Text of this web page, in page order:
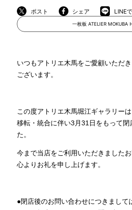
一枚板 ATELIER
MOKUBA について
イベント
WEBカタログ
ポスト シェア LINE
一枚板 ATELIER MOKUBA
いつもアトリエ木馬をご愛顧いただ
ございます。
この度アトリエ木馬堀江ギャラリー
移転・統合に伴い3月31日をもって閉
た。
今まで当店をご利用いただきました
心よりお礼を申し上げます。
●閉店後のお問い合わせにつきまして